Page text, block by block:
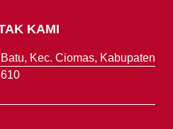
KAMI
Kec. Ciomas, Kabupaten